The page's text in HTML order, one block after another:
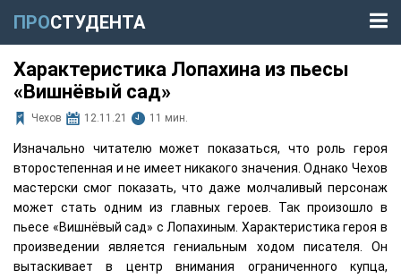
ПРОСТУДЕНТА
Характеристика Лопахина из пьесы
«Вишнёвый сад»
Чехов 12.11.21 11 мин.
Изначально читателю может показаться, что роль героя
второстепенная и не имеет никакого значения. Однако Чехов
мастерски смог показать, что даже молчаливый персонаж
может стать одним из главных героев. Так произошло в
пьесе «Вишнёвый сад» с Лопахиным. Характеристика героя в
произведении является гениальным ходом писателя. Он
вытаскивает в центр внимания ограниченного купца,